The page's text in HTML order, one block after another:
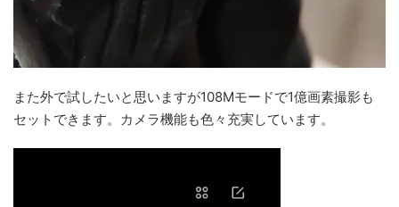
また外で試したいと思いますが108Mモードで1億画素撮影も
セットできます。カメラ機能も色々充実しています。